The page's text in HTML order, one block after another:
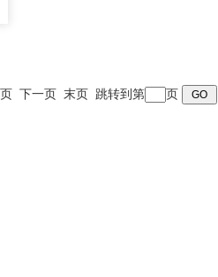
下一页 末页 跳转到第 页